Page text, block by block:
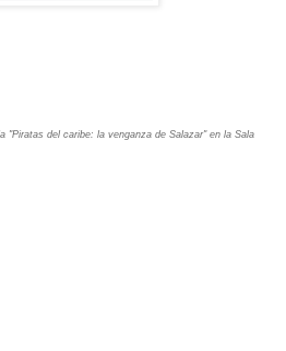
"Piratas del caribe: la venganza de Salazar" en la Sala